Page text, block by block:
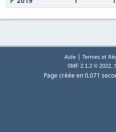
Aide| Termes et
SMF 2.1.2 © 2022,
Page créée en 0.071